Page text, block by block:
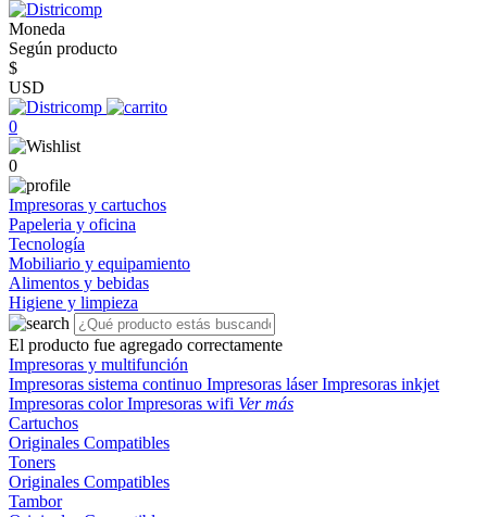
Moneda
Según producto
$
USD
0
0
Impresoras y cartuchos
Papeleria y oficina
Tecnología
Mobiliario y equipamiento
Alimentos y bebidas
Higiene y limpieza
El producto fue agregado correctamente
Impresoras y multifunción
Impresoras sistema continuo Impresoras láserImpresoras inkjet
Impresoras colorImpresoras wifi Ver más
Cartuchos
Originales Compatibles
Toners
Originales Compatibles
Tambor